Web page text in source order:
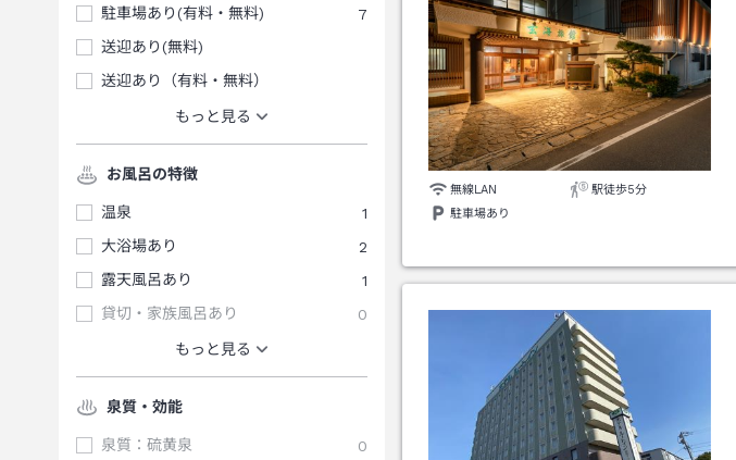
駐車場あり(有料・無料)
7
送迎あり(無料)
送迎あり（有料・無料）
もっと見る
お風呂の特徴
温泉
1
大浴場あり
2
露天風呂あり
1
貸切・家族風呂あり
0
もっと見る
泉質・効能
泉質：硫黄泉
0
無線LAN
駅徒歩5分
駐車場あり